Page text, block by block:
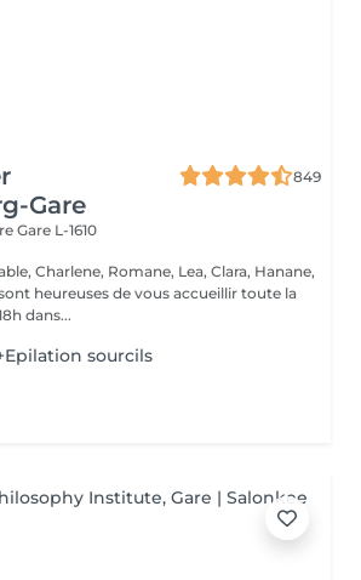
Gare
849
Gare L-1610
Charlene, Romane, Lea, Clara, Hanane,
heureuses de vous accueillir toute la
dans...
sourcils